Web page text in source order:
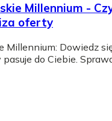
Millennium -
oferty
Millennium: Dowiedz
do Ciebie.